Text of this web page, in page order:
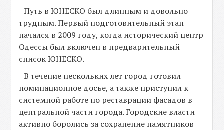
Путь в ЮНЕСКО был длинным и довольно
трудным. Первый подготовительный этап
начался в 2009 году, когда исторический центр
Одессы был включен в предварительный
список ЮНЕСКО.
В течение нескольких лет город готовил
номинационное досье, а также приступил к
системной работе по реставрации фасадов в
центральной части города. Городские власти
активно боролись за сохранение памятников